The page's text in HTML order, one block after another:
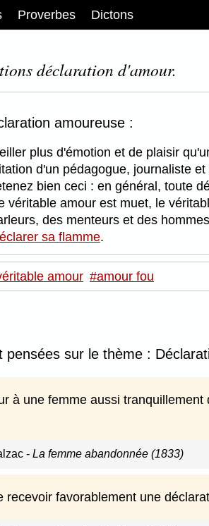
Proverbes Dictons
déclaration d'amour.
amoureuse :
plus d'émotion et de plaisir
d'un pédagogue, journaliste
bien ceci : en général, toute
véritable amour est muet, le
des menteurs et des
sa flamme.
amour #amour fou
sur le thème :
à une femme aussi
- La femme abandonnée (1833)
favorablement une